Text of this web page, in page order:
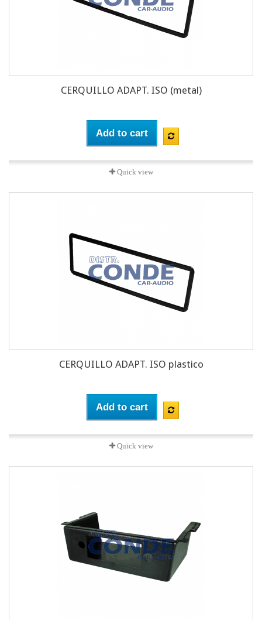
CERQUILLO ADAPT. ISO (metal)
Add to cart
Quick view
CERQUILLO ADAPT. ISO plastico
Add to cart
Quick view